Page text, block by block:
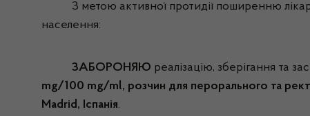
З метою активної протидії поширенню
населення:
ЗАБОРОНЯЮ реалізацію, зберігання та
mg/100 mg/ml, розчин для перорального та
Madrid, Іспанія.